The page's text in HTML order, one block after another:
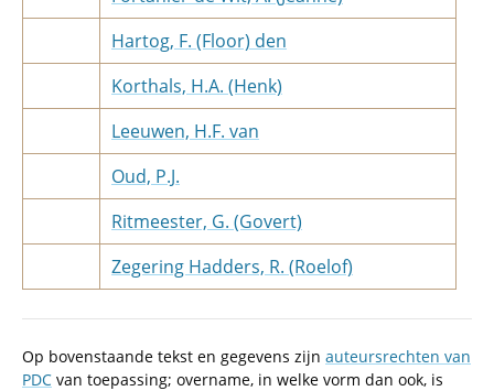
Hartog, F. (Floor) den
Korthals, H.A. (Henk)
Leeuwen, H.F. van
Oud, P.J.
Ritmeester, G. (Govert)
Zegering Hadders, R. (Roelof)
Op bovenstaande tekst en gegevens zijn auteursrechten van
PDC van toepassing; overname, in welke vorm dan ook, is